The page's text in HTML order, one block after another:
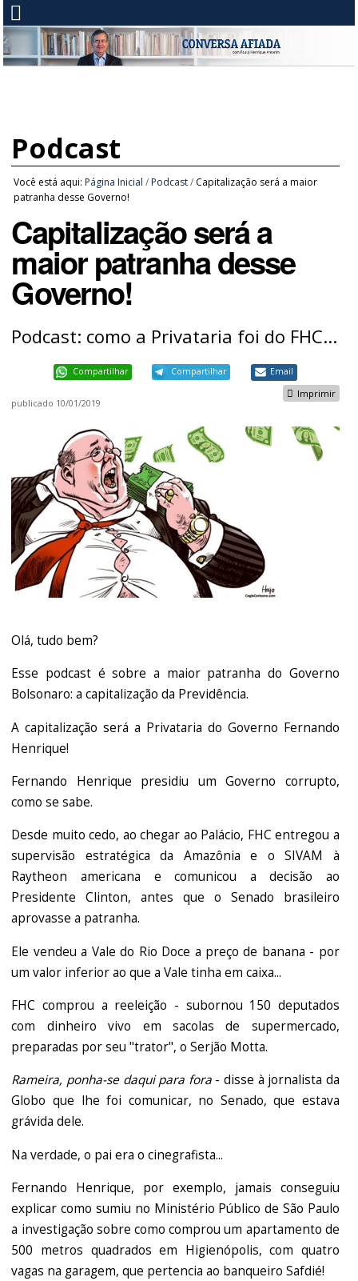
Podcast
Você está aqui: Página Inicial / Podcast / Capitalização será a maior
patranha desse Governo!
Capitalização será a
maior patranha desse
Governo!
Podcast: como a Privataria foi do FHC...
Compartilhar Compartilhar Email
Imprimir
publicado 10/01/2019
Olá, tudo bem?
Esse podcast é sobre a maior patranha do Governo
Bolsonaro: a capitalização da Previdência.
A capitalização será a Privataria do Governo Fernando
Henrique!
Fernando Henrique presidiu um Governo corrupto,
como se sabe.
Desde muito cedo, ao chegar ao Palácio, FHC entregou a
supervisão estratégica da Amazônia e o SIVAM à
Raytheon americana e comunicou a decisão ao
Presidente Clinton, antes que o Senado brasileiro
aprovasse a patranha.
Ele vendeu a Vale do Rio Doce a preço de banana - por
um valor inferior ao que a Vale tinha em caixa...
FHC comprou a reeleição - subornou 150 deputados
com dinheiro vivo em sacolas de supermercado,
preparadas por seu "trator", o Serjão Motta.
Rameira, ponha-se daqui para fora- disse à jornalista da
Globo que lhe foi comunicar, no Senado, que estava
grávida dele.
Na verdade, o pai era o cinegrafista...
Fernando Henrique, por exemplo, jamais conseguiu
explicar como sumiu no Ministério Público de São Paulo
a investigação sobre como comprou um apartamento de
500 metros quadrados em Higienópolis, com quatro
vagas na garagem, que pertencia ao banqueiro Safdié!